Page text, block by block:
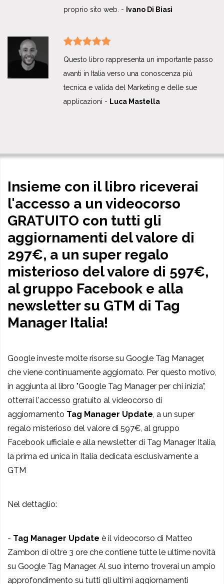
proprio sito web. - Ivano Di Biasi
Questo libro rappresenta un importante passo
avanti in Italia verso una conoscenza più
tecnica e valida del Marketing e delle sue
applicazioni - Luca Mastella
Insieme con il libro riceverai
l'accesso a un videocorso
GRATUITO con tutti gli
aggiornamenti del valore di
297€, a un super regalo
misterioso del valore di 597€,
al gruppo Facebook e alla
newsletter su GTM di Tag
Manager Italia!
Google investe molte risorse su Google Tag Manager,
che viene continuamente aggiornato. Per questo motivo,
in aggiunta al libro "Google Tag Manager per chi inizia",
otterrai l'accesso gratuito al videocorso di
aggiornamento Tag Manager Update , a un super
regalo misterioso del valore di 597€, al gruppo
Facebook ufficiale e alla newsletter di Tag Manager Italia,
la prima ed unica in Italia dedicata esclusivamente a
GTM
Nel dettaglio:
- Tag Manager Update è il videocorso di Matteo
Zambon di oltre 3 ore che contiene tutte le ultime novità
su Google Tag Manager. Al suo interno troverai un ampio
approfondimento su tutti gli ultimi aggiornamenti